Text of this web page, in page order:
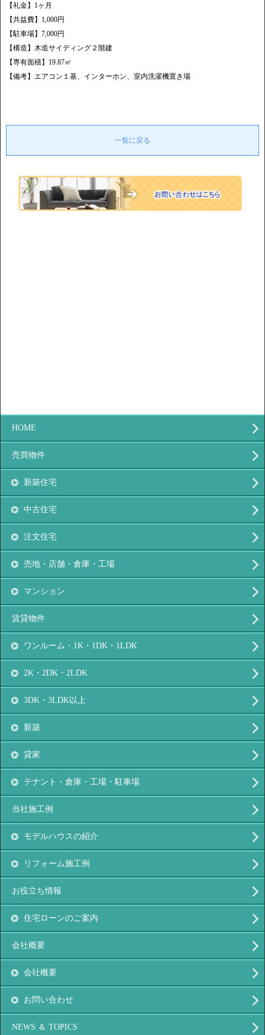
【礼金】1ヶ月
【共益費】1,000円
【駐車場】7,000円
【構造】木造サイディング２階建
【専有面積】19.87㎡
【備考】エアコン１基、インターホン、室内洗濯機置き場
一覧に戻る
HOME
売買物件
新築住宅
中古住宅
注文住宅
売地・店舗・倉庫・工場
マンション
賃貸物件
ワンルーム・1K・1DK・1LDK
2K・2DK・2LDK
3DK・3LDK以上
新築
貸家
テナント・倉庫・工場・駐車場
当社施工例
モデルハウスの紹介
リフォーム施工例
お役立ち情報
住宅ローンのご案内
会社概要
会社概要
お問い合わせ
NEWS ＆ TOPICS